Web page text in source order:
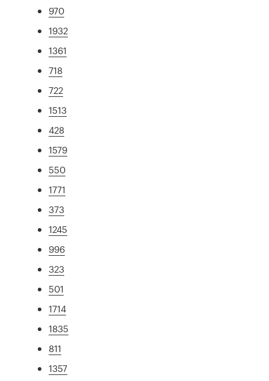
970
1932
1361
718
722
1513
428
1579
550
1771
373
1245
996
323
501
1714
1835
811
1357